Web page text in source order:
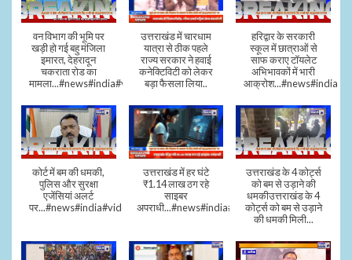
वन विभाग की भूमि पर
खड़ी हो गई बहु मंजिला
इमारत, देहरादून
चकराता रोड का
मामला...#news#india#video
उत्तराखंड में चारधाम
यात्रा से ठीक पहले
राज्य सरकार ने हवाई
कनेक्टिविटी को लेकर
बड़ा फैसला लिया..
हरिद्वार के सरकारी
स्कूल में छात्राओं से
साफ कराए टॉयलेट
अभिभावकों में भारी
आक्रोश...#news#india
कोर्ट में बम की धमकी,
पुलिस और सुरक्षा
एजेंसियां अलर्ट
पर...#news#india#video#viral
उत्तराखंड में हर घंटे
₹1.14 लाख ठग रहे
साइबर
अपराधी...#news#india#video#viral
उत्तराखंड के 4 कोर्ट्स
को बम से उड़ाने की
धमकीउत्तराखंड के 4
कोर्ट्स को बम से उड़ाने
की धमकी मिली...